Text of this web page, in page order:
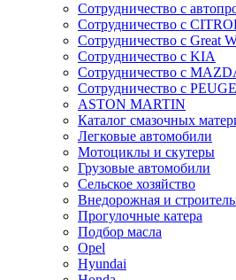
Сотрудничество с
Сотрудничество с
Сотрудничество с Great
Сотрудничество с KIA
Сотрудничество с
Сотрудничество с
ASTON MARTIN
Каталог смазочных
Легковые автомобили
Мотоциклы и скутеры
Грузовые автомобили
Сельское хозяйство
Внедорожная и
Прогулочные катера
Подбор масла
Opel
Hyundai